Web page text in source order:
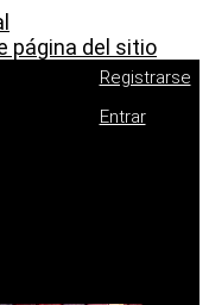
página del sitio
Registrarse
Entrar